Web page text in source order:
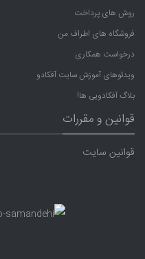
روش های پرداخت
فروشگاه های اطراف من
درخواست همکاری
ویدئوهای آموزش سایت آفکادو
بلاگ آفکادویی ها!
قوانین و مقررات
قوانین سایت